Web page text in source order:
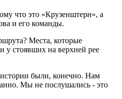
что это «Крузенштерн», а
и его команды.
Места, которые
у стоявших на верхней рее
были, конечно. Нам
Мы не послушались - это